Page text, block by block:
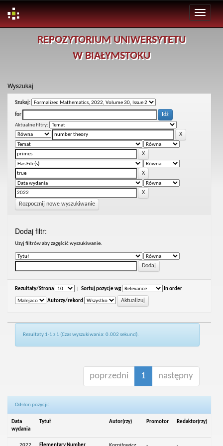
REPOZYTORIUM UNIWERSYTETU
W BIAŁYMSTOKU
Wyszukaj
Szukaj:
for
Aktualne filtry:
Rozpocznij nowe wyszukiwanie
Dodaj filtr:
Uzyj filtrów aby zagęścić wyszukiwanie.
Rezultaty/Strona Sortuj pozycje wg In order
Autorzy/rekord
Rezultaty 1-1 z 1 (Czas wyszukiwania: 0.002 sekund).
poprzedni 1 następny
Odsłon pozycji:
Data
wydania
Tytuł Autor(rzy) Promotor Redaktor(rzy)